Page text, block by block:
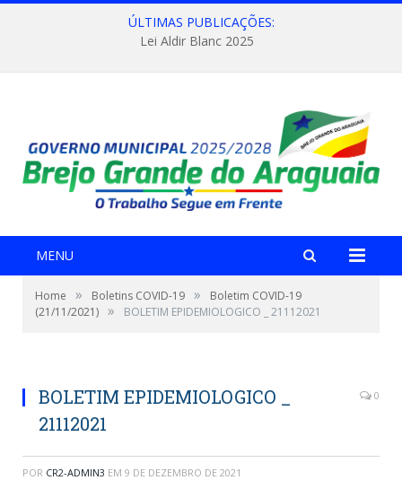
ÚLTIMAS PUBLICAÇÕES:
Lei Aldir Blanc 2025
MENU
Home » Boletins COVID-19 »
Boletim COVID-19
(21/11/2021) » BOLETIM EPIDEMIOLOGICO _ 21112021
BOLETIM EPIDEMIOLOGICO _
21112021
0
POR CR2-ADMIN3 EM 9 DE DEZEMBRO DE 2021